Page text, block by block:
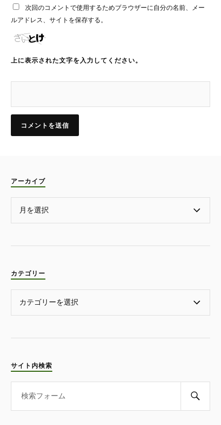
次回のコメントで使用するためブラウザーに自分の名前、メー
ルアドレス、サイトを保存する。
上に表示された文字を入力してください。
アーカイブ
カテゴリー
サイト内検索